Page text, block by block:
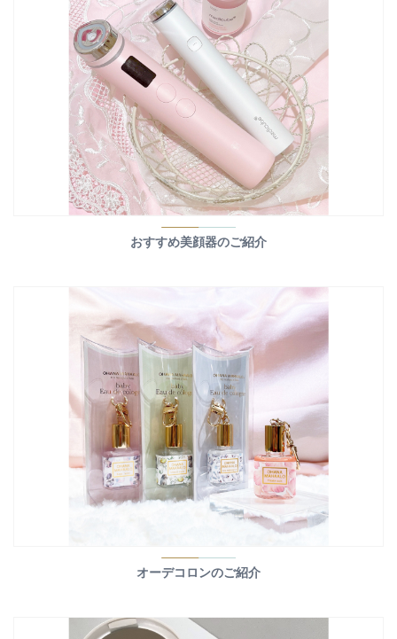
おすすめ美顔器のご紹介
オーデコロンのご紹介